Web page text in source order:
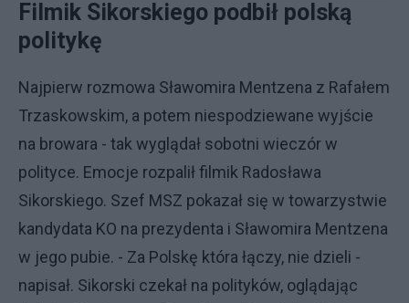
Filmik Sikorskiego podbił polską
politykę
Najpierw rozmowa Sławomira Mentzena z Rafałem
Trzaskowskim, a potem niespodziewane wyjście
na browara - tak wyglądał sobotni wieczór w
polityce. Emocje rozpalił filmik Radosława
Sikorskiego. Szef MSZ pokazał się w towarzystwie
kandydata KO na prezydenta i Sławomira Mentzena
w jego pubie. - Za Polskę która łączy, nie dzieli -
napisał. Sikorski czekał na polityków, oglądając